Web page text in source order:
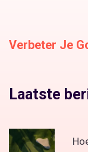
Verbeter Je
Laatste